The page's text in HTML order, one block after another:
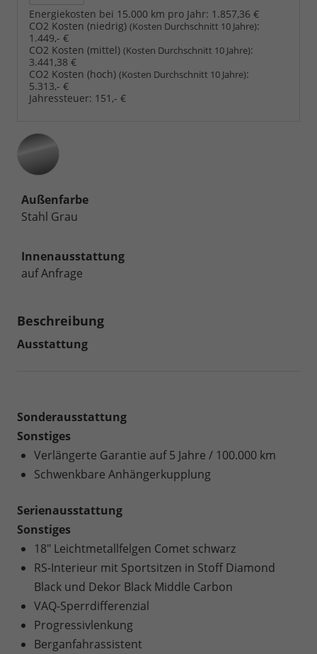
Energiekosten bei 15.000 km pro Jahr: 1.857,36 €
CO2 Kosten (niedrig) (Kosten Durchschnitt 10 Jahre):
1.449,- €
CO2 Kosten (mittel) (Kosten Durchschnitt 10 Jahre):
3.441,38 €
CO2 Kosten (hoch) (Kosten Durchschnitt 10 Jahre):
5.313,- €
Jahressteuer: 151,- €
Außenfarbe
Stahl Grau
Innenausstattung
auf Anfrage
Beschreibung
Ausstattung
Sonderausstattung
Sonstiges
Verlängerte Garantie auf 5 Jahre / 100.000 km
Schwenkbare Anhängerkupplung
Serienausstattung
Sonstiges
18" Leichtmetallfelgen Comet schwarz
RS-Interieur mit Sportsitzen in Stoff Diamond
Black und Dekor Black Middle Carbon
VAQ-Sperrdifferenzial
Progressivlenkung
Berganfahrassistent